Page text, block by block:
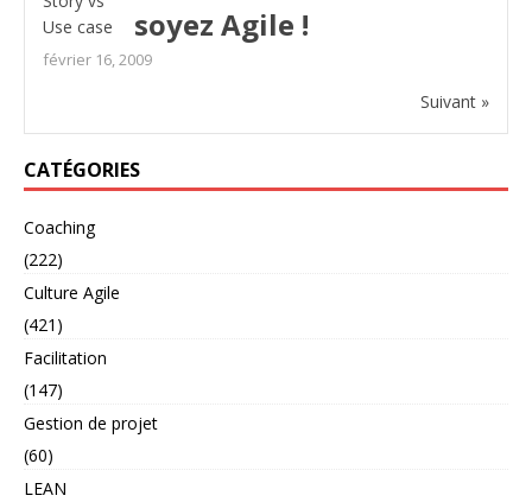
soyez Agile !
février 16, 2009
Suivant »
CATÉGORIES
Coaching
(222)
Culture Agile
(421)
Facilitation
(147)
Gestion de projet
(60)
LEAN